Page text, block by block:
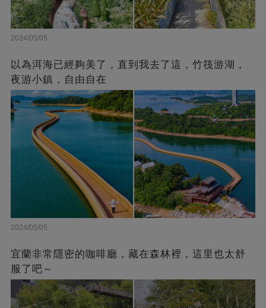
2024/05/05
以為洱海已經夠美了，直到我去了這，竹筏游湖，
夜游小鎮，自由自在
2024/05/05
宜蘭非常隱密的咖啡廳，藏在森林裡，這里也太舒
服了吧～